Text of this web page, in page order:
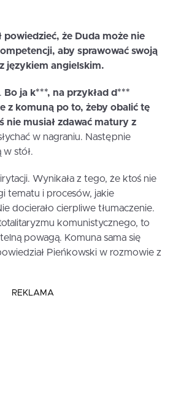
powiedzieć, że Duda może nie
aby sprawować swoją
językiem angielskim.
Bo ja k***, na przykład d***
z komuną po to, żeby obalić tę
nie musiał zdawać matury z
w nagraniu. Następnie
w stół.
Wynikała z tego, że ktoś nie
tematu i procesów, jakie
docierało cierpliwe tłumaczenie.
komunistycznego, to
powagą. Komuna sama się
Pieńkowski w rozmowie z
REKLAMA